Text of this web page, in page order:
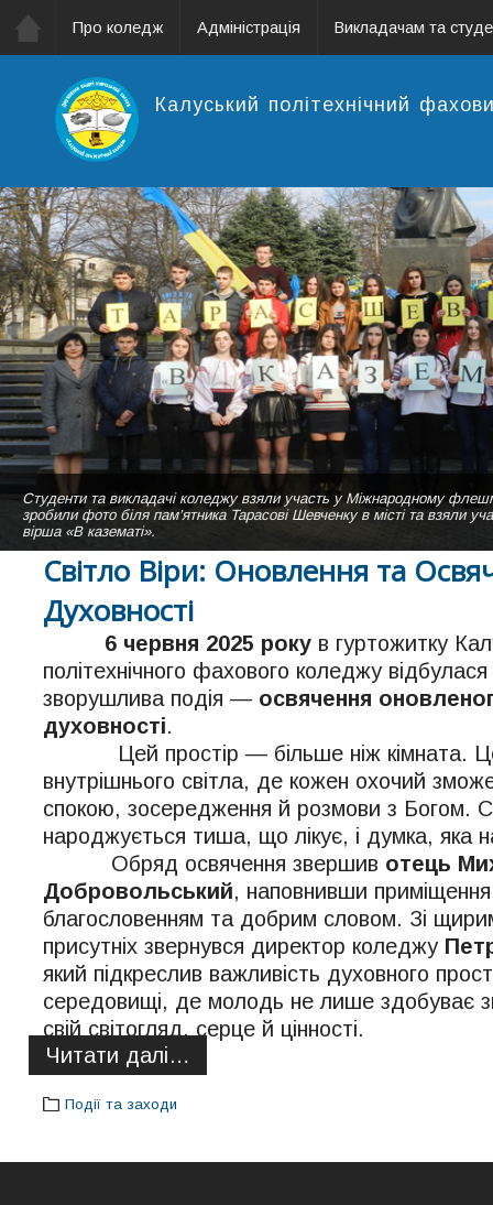
Про коледж Адміністрація Викладачам та
Калуський політехнічний
Студенти та викладачі коледжу взяли участь у Міжнародному
зробили фото біля пам’ятника Тарасові Шевченку в місті та взяли
вірша «В казематі».
Навчальний корпус Калуського політехнічного фахового коледжу
Вигляд зі сторони актової зали.
Студентки нашого коледжу виконують пісню "Коледже мій" на сцені
Світло Віри: Оновлення та
Духовності
6 червня 2025 рокув гуртожитку
політехнічного фахового коледжу
зворушлива подія — освячення
духовності.
Цей простір — більше ніж кімната.
внутрішнього світла, де кожен охочий
спокою, зосередження й розмови з Богом.
народжується тиша, що лікує, і думка, яка
Обряд освячення звершив отець
Добровольський, наповнивши
благословенням та добрим словом. Зі
присутніх звернувся директор коледжу
який підкреслив важливість духовного
середовищі, де молодь не лише здобуває
свій світогляд, серце й цінності.
Читати далі…
Події та заходи